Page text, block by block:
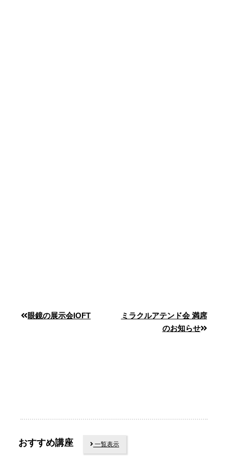
眼鏡の展示会IOFT
ミラクルアテンド会 満席
のお知らせ
おすすめ講座 一覧表示